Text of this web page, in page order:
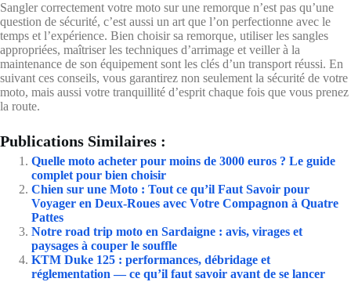
Sangler correctement votre moto sur une remorque n’est pas qu’une
question de sécurité, c’est aussi un art que l’on perfectionne avec le
temps et l’expérience. Bien choisir sa remorque, utiliser les sangles
appropriées, maîtriser les techniques d’arrimage et veiller à la
maintenance de son équipement sont les clés d’un transport réussi. En
suivant ces conseils, vous garantirez non seulement la sécurité de votre
moto, mais aussi votre tranquillité d’esprit chaque fois que vous prenez
la route.
Publications Similaires :
Quelle moto acheter pour moins de 3000 euros ? Le guide
complet pour bien choisir
Chien sur une Moto : Tout ce qu’il Faut Savoir pour
Voyager en Deux-Roues avec Votre Compagnon à Quatre
Pattes
Notre road trip moto en Sardaigne : avis, virages et
paysages à couper le souffle
KTM Duke 125 : performances, débridage et
réglementation — ce qu’il faut savoir avant de se lancer